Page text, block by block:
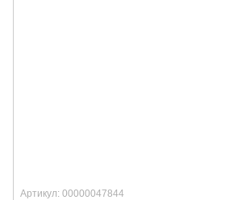
Артикул: 00000047844